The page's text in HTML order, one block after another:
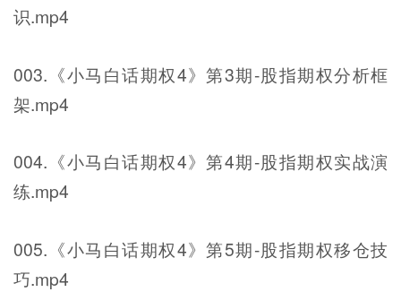
识.mp4
003.《小马白话期权4》第3期-股指期权分析框
架.mp4
004.《小马白话期权4》第4期-股指期权实战演
练.mp4
005.《小马白话期权4》第5期-股指期权移仓技
巧.mp4